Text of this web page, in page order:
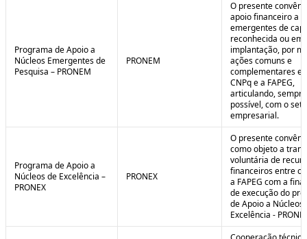
Programa de Apoio a
Núcleos Emergentes de
Pesquisa – PRONEM
PRONEM
O presente
apoio financeiro a
emergentes de
reconhecida ou em
implantação, por
ações comuns e
complementares
CNPq e a FAPEG,
articulando,
possível, com o
empresarial.
Programa de Apoio a
Núcleos de Excelência –
PRONEX
PRONEX
O presente
como objeto a
voluntária de
financeiros entre o
a FAPEG com a
de execução do
de Apoio a Núcleos
Excelência -